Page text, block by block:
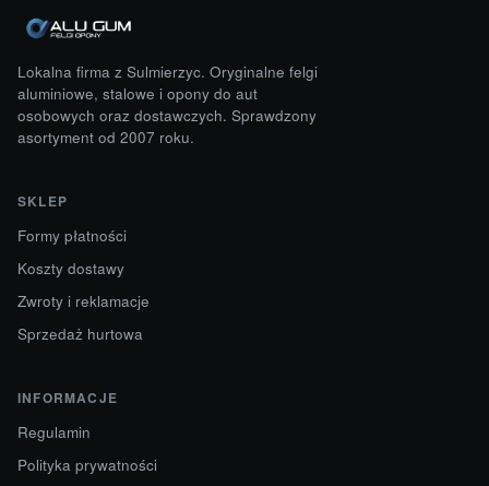
Lokalna firma z Sulmierzyc. Oryginalne felgi
aluminiowe, stalowe i opony do aut
osobowych oraz dostawczych. Sprawdzony
asortyment od 2007 roku.
SKLEP
Formy płatności
Koszty dostawy
Zwroty i reklamacje
Sprzedaż hurtowa
INFORMACJE
Regulamin
Polityka prywatności